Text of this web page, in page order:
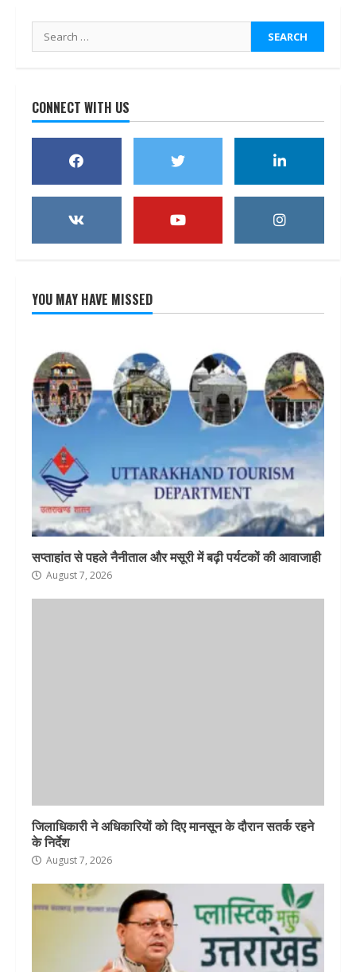
Search
for:
CONNECT WITH US
YOU MAY HAVE MISSED
सप्ताहांत से पहले नैनीताल और मसूरी में बढ़ी पर्यटकों की आवाजाही
August 7, 2026
जिलाधिकारी ने अधिकारियों को दिए मानसून के दौरान सतर्क रहने
के निर्देश
August 7, 2026